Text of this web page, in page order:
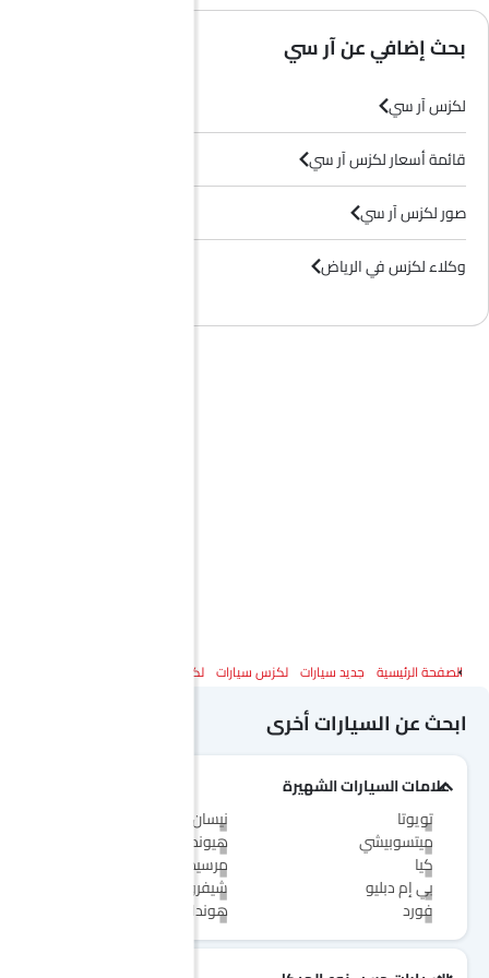
بحث إضافي عن آر سي
لكزس آر سي
قائمة أسعار لكزس آر سي
صور لكزس آر سي
وكلاء لكزس في الرياض‎
الصفحة الرئيسية جديد سيارات لكزس سيارات لكزس آر سي
ابحث عن السيارات أخرى
علامات السيارات الشهيرة
تويوتا
نيسان
ميتسوبيشي
هيونداي
كيا
مرسيدس-بنز
بي إم دبليو
شيفروليه
فورد
هوندا